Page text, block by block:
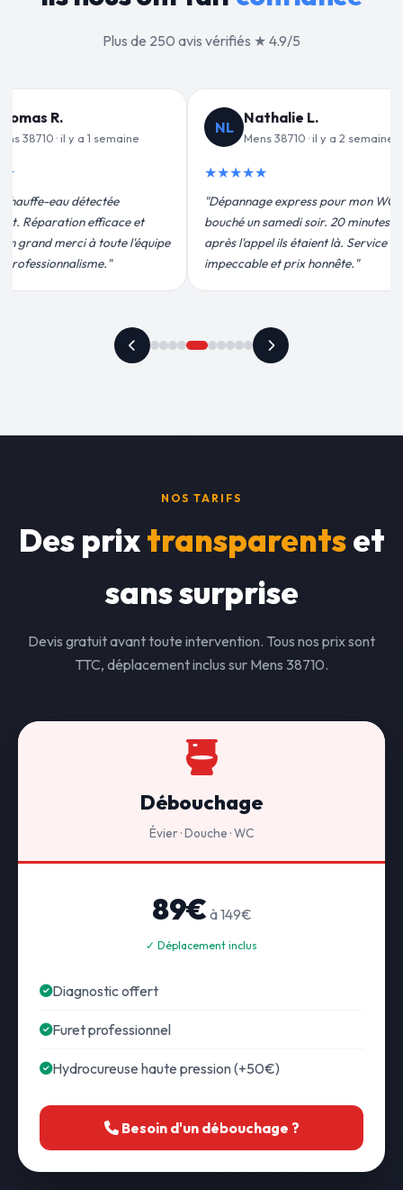
Plus de 250 avis vérifiés ★ 4.9/5
L.
· il y a 2 semaines
pour mon WC
soir. 20 minutes
étaient là. Service
prix honnête."
JF
Jean-François C.
Mens 38710 · il y a 3 semaines
★★★★★
"Remplacement de mon chauffe-eau en
moins de 2h. Équipe très pro, devis
conforme, chantier propre. Je
recommande vivement."
NOS TARIFS
Des prixtransparentset
sans surprise
Devis gratuit avant toute intervention. Tous nos prix sont
TTC, déplacement inclus sur Mens 38710.
Débouchage
Évier · Douche · WC
89€ à 149€
✓ Déplacement inclus
Diagnostic offert
Furet professionnel
Hydrocureuse haute pression (+50€)
Besoin d'un débouchage ?